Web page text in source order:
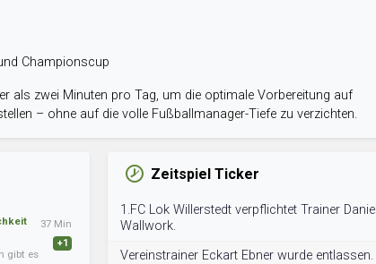
Championscup
als zwei Minuten pro Tag, um die optimale Vorbereitung auf
– ohne auf die volle Fußballmanager-Tiefe zu verzichten.
gibt es
37 Min
+1
Zeitspiel Ticker
1.FC Lok Willerstedt verpflichtet Trainer Daniel
Wallwork.
Vereinstrainer Eckart Ebner wurde entlassen.